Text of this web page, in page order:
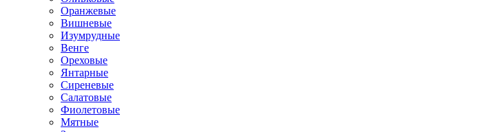
Оранжевые
Вишневые
Изумрудные
Венге
Ореховые
Янтарные
Сиреневые
Салатовые
Фиолетовые
Мятные